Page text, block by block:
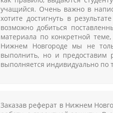
учащийся. Очень важно в
хотите достигнуть в
возможно добиться
материала по конкретной
Нижнем Новгороде мы не
выполнить, но и предоставим
выполняется индивидуально по
Заказав реферат в Нижнем